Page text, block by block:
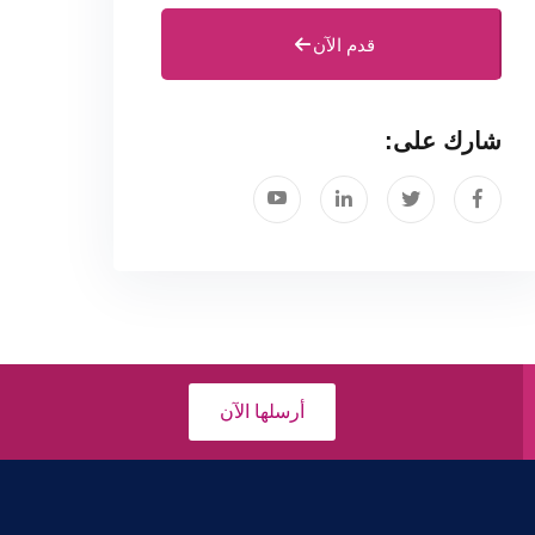
قدم الآن
شارك على:
أرسلها الآن